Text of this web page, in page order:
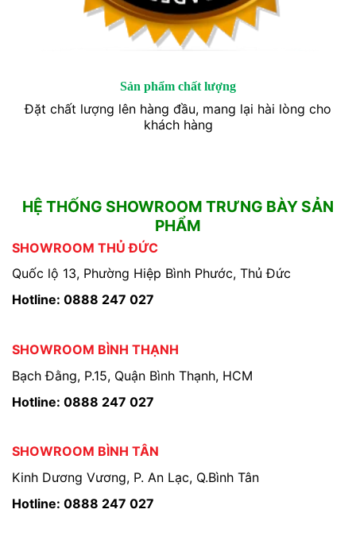
Sản phẩm chất lượng
Đặt chất lượng lên hàng đầu, mang lại hài lòng cho
khách hàng
HỆ THỐNG SHOWROOM TRƯNG BÀY SẢN
PHẨM
SHOWROOM THỦ ĐỨC
Quốc lộ 13, Phường Hiệp Bình Phước, Thủ Đức
Hotline: 0888 247 027
SHOWROOM BÌNH THẠNH
Bạch Đằng, P.15, Quận Bình Thạnh, HCM
Hotline: 0888 247 027
SHOWROOM BÌNH TÂN
Kinh Dương Vương, P. An Lạc, Q.Bình Tân
Hotline: 0888 247 027